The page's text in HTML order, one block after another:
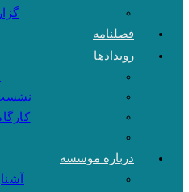
فصلنامه
رویدادها
درباره موسسه